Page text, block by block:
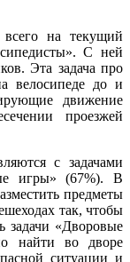
на текущий
С ней
Эта задача про
велосипеде до и
движение
проезжей
с задачами
игры» (67%). В
предметы
так, чтобы
задачи «Дворовые
найти во дворе
ситуации и